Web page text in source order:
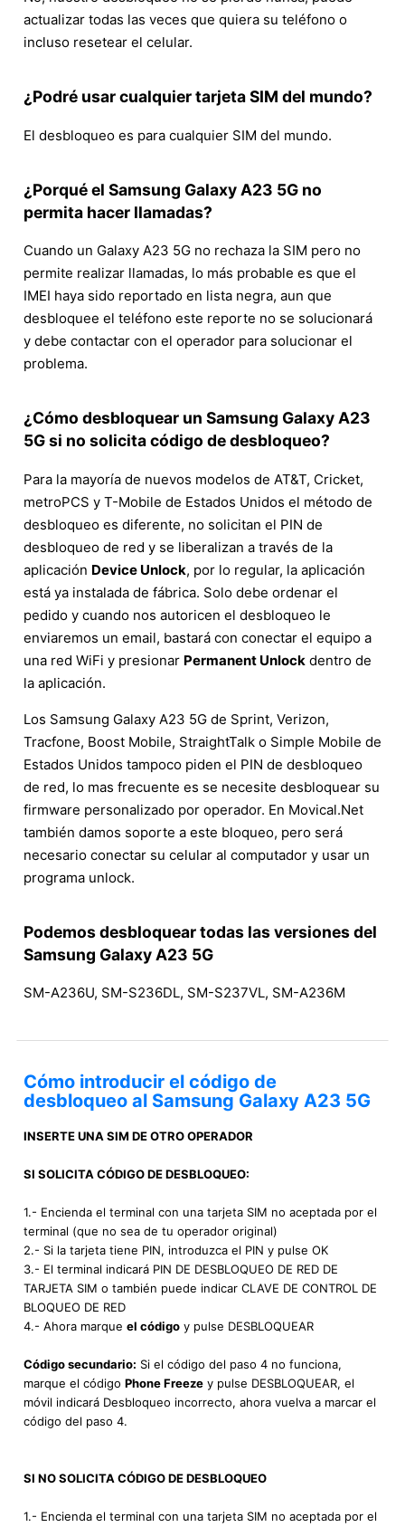
actualizar todas las veces que quiera su teléfono o
incluso resetear el celular.
¿Podré usar cualquier tarjeta SIM del mundo?
El desbloqueo es para cualquier SIM del mundo.
¿Porqué el Samsung Galaxy A23 5G no
permita hacer llamadas?
Cuando un Galaxy A23 5G no rechaza la SIM pero no
permite realizar llamadas, lo más probable es que el
IMEI haya sido reportado en lista negra, aun que
desbloquee el teléfono este reporte no se solucionará
y debe contactar con el operador para solucionar el
problema.
¿Cómo desbloquear un Samsung Galaxy A23
5G si no solicita código de desbloqueo?
Para la mayoría de nuevos modelos de AT&T, Cricket,
metroPCS y T-Mobile de Estados Unidos el método de
desbloqueo es diferente, no solicitan el PIN de
desbloqueo de red y se liberalizan a través de la
aplicación Device Unlock, por lo regular, la aplicación
está ya instalada de fábrica. Solo debe ordenar el
pedido y cuando nos autoricen el desbloqueo le
enviaremos un email, bastará con conectar el equipo a
una red WiFi y presionar Permanent Unlock dentro de
la aplicación.
Los Samsung Galaxy A23 5G de Sprint, Verizon,
Tracfone, Boost Mobile, StraightTalk o Simple Mobile de
Estados Unidos tampoco piden el PIN de desbloqueo
de red, lo mas frecuente es se necesite desbloquear su
firmware personalizado por operador. En Movical.Net
también damos soporte a este bloqueo, pero será
necesario conectar su celular al computador y usar un
programa unlock.
Podemos desbloquear todas las versiones del
Samsung Galaxy A23 5G
SM-A236U, SM-S236DL, SM-S237VL, SM-A236M
Cómo introducir el código de
desbloqueo al Samsung Galaxy A23 5G
INSERTE UNA SIM DE OTRO OPERADOR
SI SOLICITA CÓDIGO DE DESBLOQUEO:
1.- Encienda el terminal con una tarjeta SIM no aceptada por el
terminal (que no sea de tu operador original)
2.- Si la tarjeta tiene PIN, introduzca el PIN y pulse OK
3.- El terminal indicará PIN DE DESBLOQUEO DE RED DE
TARJETA SIM o también puede indicar CLAVE DE CONTROL DE
BLOQUEO DE RED
4.- Ahora marque el código y pulse DESBLOQUEAR
Código secundario: Si el código del paso 4 no funciona,
marque el código Phone Freeze y pulse DESBLOQUEAR, el
móvil indicará Desbloqueo incorrecto, ahora vuelva a marcar el
código del paso 4.
SI NO SOLICITA CÓDIGO DE DESBLOQUEO
1.- Encienda el terminal con una tarjeta SIM no aceptada por el